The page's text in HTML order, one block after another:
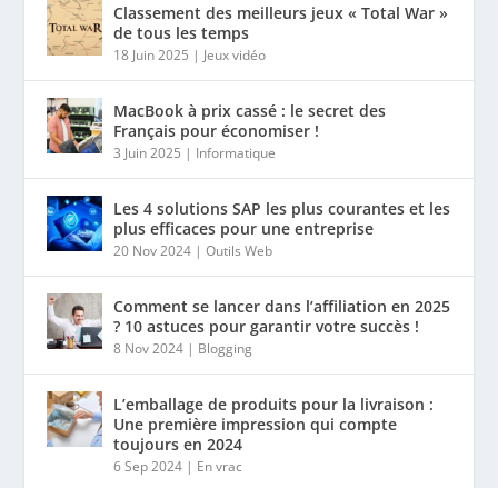
Classement des meilleurs jeux « Total War »
de tous les temps
18 Juin 2025 | Jeux vidéo
MacBook à prix cassé : le secret des
Français pour économiser !
3 Juin 2025 | Informatique
Les 4 solutions SAP les plus courantes et les
plus efficaces pour une entreprise
20 Nov 2024 |Outils Web
Comment se lancer dans l’affiliation en 2025
? 10 astuces pour garantir votre succès !
8 Nov 2024 | Blogging
L’emballage de produits pour la livraison :
Une première impression qui compte
toujours en 2024
6 Sep 2024 | En vrac